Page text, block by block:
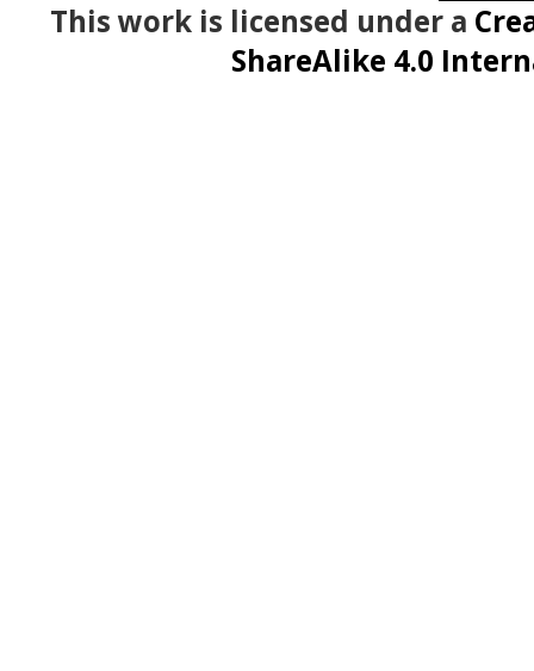
This work is licensed under a
ShareAlike 4.0